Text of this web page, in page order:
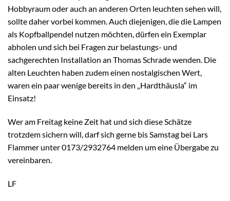
Hobbyraum oder auch an anderen Orten leuchten sehen will,
sollte daher vorbei kommen. Auch diejenigen, die die Lampen
als Kopfballpendel nutzen möchten, dürfen ein Exemplar
abholen und sich bei Fragen zur belastungs- und
sachgerechten Installation an Thomas Schrade wenden. Die
alten Leuchten haben zudem einen nostalgischen Wert,
waren ein paar wenige bereits in den „Hardthäusla“ im
Einsatz!
Wer am Freitag keine Zeit hat und sich diese Schätze
trotzdem sichern will, darf sich gerne bis Samstag bei Lars
Flammer unter 0173/2932764 melden um eine Übergabe zu
vereinbaren.
LF